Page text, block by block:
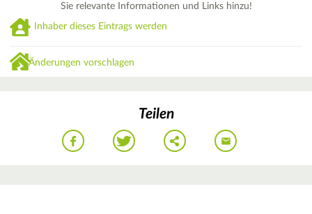
Sie relevante Informationen und Links hinzu!
Inhaber dieses Eintrags werden
Änderungen vorschlagen
Teilen